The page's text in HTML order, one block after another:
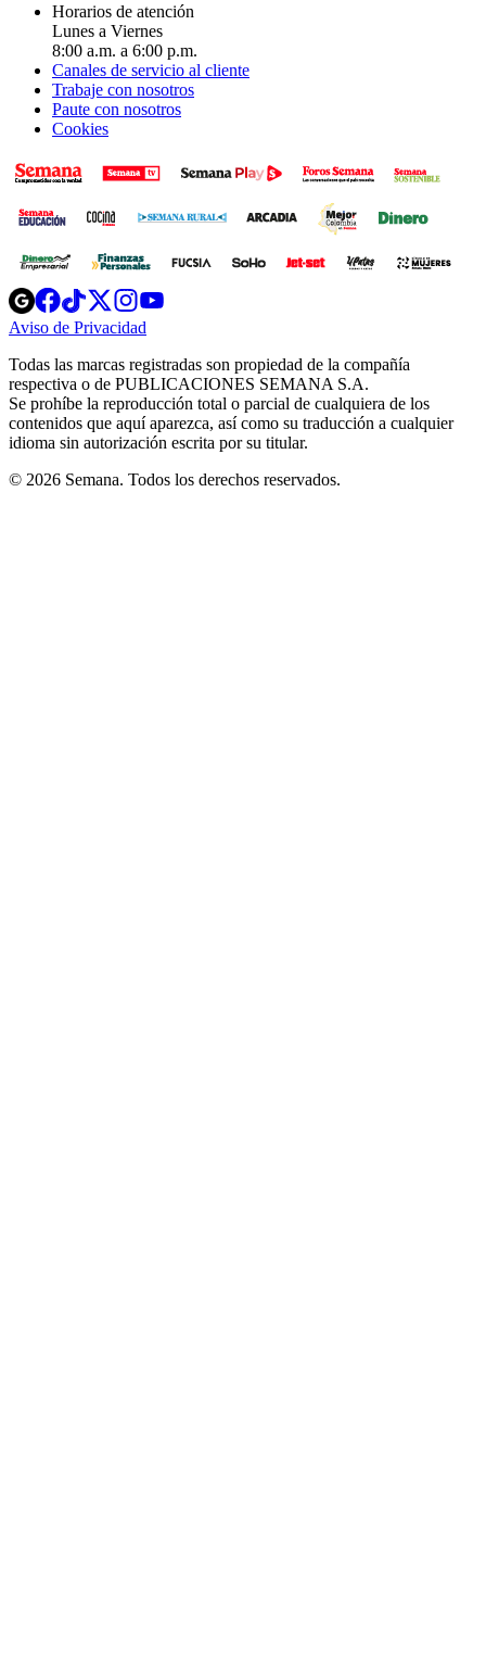
Horarios de atención
Lunes a Viernes
8:00 a.m. a 6:00 p.m.
Canales de servicio al cliente
Trabaje con nosotros
Paute con nosotros
Cookies
Opens
in
new
Opens
in
new
Opens
in
new
window
Opens
new
windowwindow
Aviso de Privacidad
new
window
Todas las marcas registradas son propiedad de la compañía
respectiva o de PUBLICACIONES SEMANA S.A.
Se prohíbe la reproducción total o parcial de cualquiera de los
contenidos que aquí aparezca, así como su traducción a cualquier
idioma sin autorización escrita por su titular.
© 2026 Semana. Todos los derechos reservados.